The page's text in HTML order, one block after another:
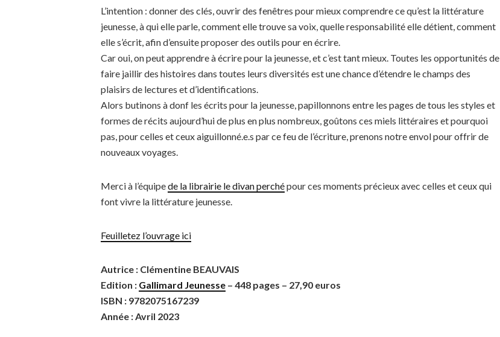
L’intention : donner des clés, ouvrir des fenêtres pour mieux comprendre ce qu’est la littérature
jeunesse, à qui elle parle, comment elle trouve sa voix, quelle responsabilité elle détient, comment
elle s’écrit, afin d’ensuite proposer des outils pour en écrire.
Car oui, on peut apprendre à écrire pour la jeunesse, et c’est tant mieux. Toutes les opportunités de
faire jaillir des histoires dans toutes leurs diversités est une chance d’étendre le champs des
plaisirs de lectures et d’identifications.
Alors butinons à donf les écrits pour la jeunesse, papillonnons entre les pages de tous les styles et
formes de récits aujourd’hui de plus en plus nombreux, goûtons ces miels littéraires et pourquoi
pas, pour celles et ceux aiguillonné.e.s par ce feu de l’écriture, prenons notre envol pour offrir de
nouveaux voyages.
Merci à l’équipede la librairie le divan perchépour ces moments précieux avec celles et ceux qui
font vivre la littérature jeunesse.
Feuilletez l’ouvrage ici
Autrice : Clémentine BEAUVAIS
Edition : Gallimard Jeunesse – 448 pages – 27,90 euros
ISBN : 9782075167239
Année : Avril 2023